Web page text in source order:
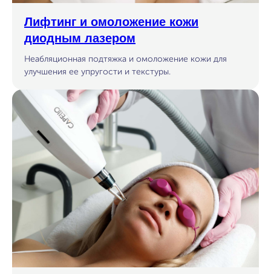
Лифтинг и омоложение кожи
диодным лазером
Неабляционная подтяжка и омоложение кожи для
улучшения ее упругости и текстуры.